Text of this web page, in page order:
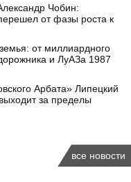
Чобин:
от фазы роста к
от миллиардного
и ЛуАЗа 1987
Арбата» Липецкий
за пределы
все новости